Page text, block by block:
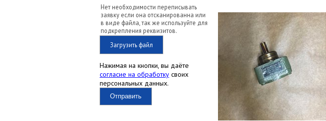
Нет необходимости переписывать
заявку если она отсканированна или
в виде файла, так же используйте для
подкрепления реквизитов.
Загрузить файл
Нажимая на кнопки, вы даёте
согласие на обработку своих
персональных данных.
Отправить